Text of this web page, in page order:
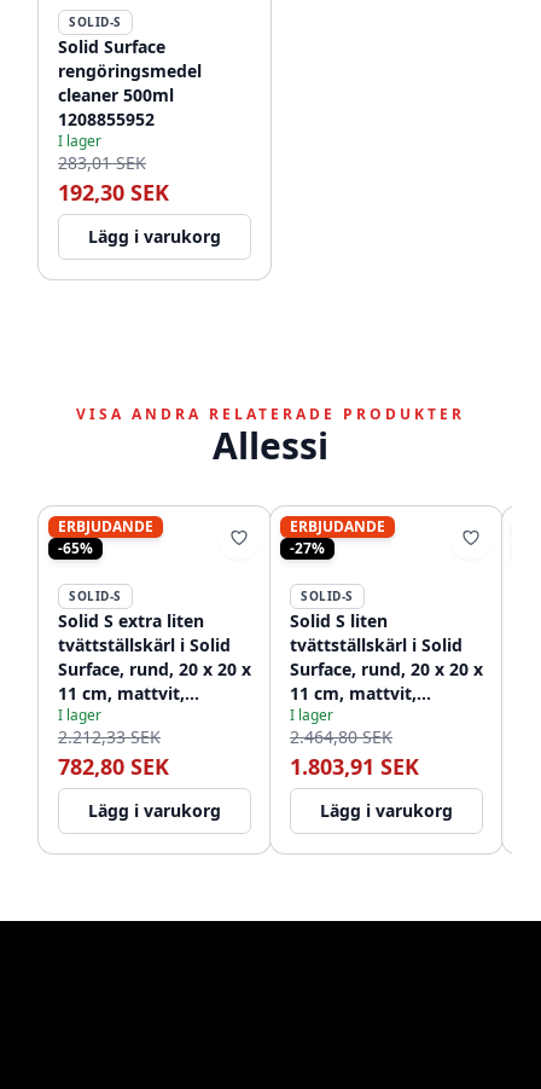
SOLID-S
Solid Surface
rengöringsmedel
cleaner 500ml
1208855952
I lager
283,01 SEK
192,30 SEK
Lägg i varukorg
VISA ANDRA RELATERADE PRODUKTER
Allessi
ERBJUDANDE
-65%
SOLID-S
Solid S extra liten
tvättställskärl i Solid
Surface, rund, 20 x 20 x
11 cm, mattvit,
1208852722
I lager
2.212,33 SEK
782,80 SEK
Lägg i varukorg
ERBJUDANDE
-27%
SOLID-S
Solid S liten
tvättställskärl i Solid
Surface, rund, 20 x 20 x
11 cm, mattvit,
1208953267
I lager
2.464,80 SEK
1.803,91 SEK
Lägg i varukorg